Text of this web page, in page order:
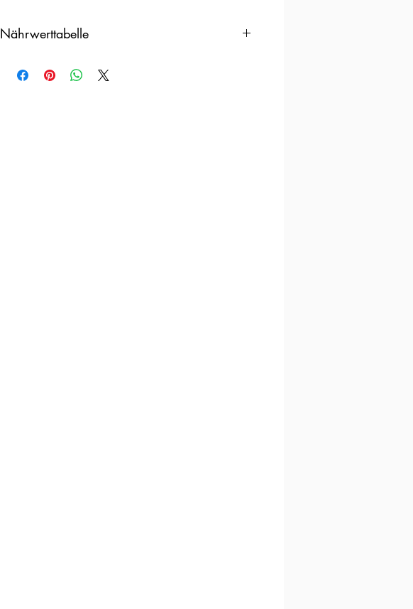
Nährwerttabelle
Durchschnittswerte